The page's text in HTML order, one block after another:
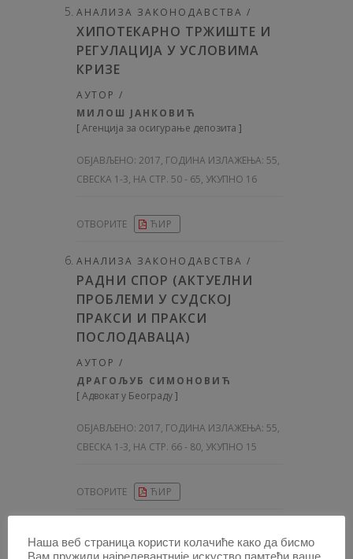
АНАЛИЗА ЗАКОНОДАВСТВА /
ХИПОТЕКАРНО ТРЖИШТЕ И
РЕГУЛАЦИЈА У УСЛОВИМА
КРИЗЕ
АУТОР /
МИЛОШ ЈАНКОВИЋ
[Агенција за осигурање депозита ]
ОБЈАВЉЕНО: 2017, ГОДИНА ИЗЛАЖЕЊА: 55,
СВЕСКА 1-3, НА СТР. 50 - 65, УКУПНО 16
ОТВОРИТЕ ЋИР
АНАЛИЗА ЗАКОНОДАВСТВА /
РАДНИ СПОР (АКТУЕЛНИ
ПРОБЛЕМИ У СУДСКОЈ
ПРАКСИ И ПРАКСИ
ПОСЛОДАВАЦА)
АУТОР /
ДРАГОЉУБ СИМОНОВИЋ
[Адвокат у Београду]
ОБЈАВЉЕНО: 2017, ГОДИНА ИЗЛАЖЕЊА: 55,
СВЕСКА 1-3, НА СТР. 66 - 80, УКУПНО 15
ОТВОРИТЕ ЋИР
ПРАВНЕ ПОСЛЕДИЦЕ
Наша веб страница користи колачиће како да бисмо